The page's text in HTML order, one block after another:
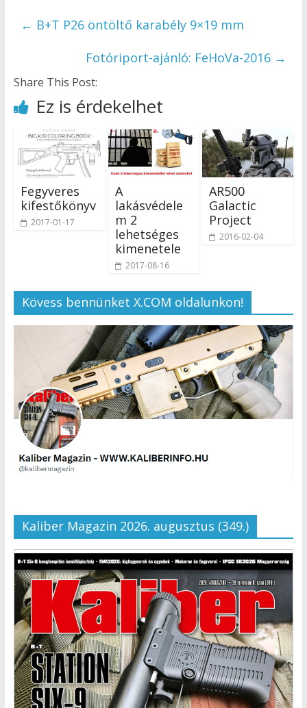
← B+T P26 öntöltő karabély 9×19 mm
Fotóriport-ajánló: FeHoVa-2016 →
Share This Post:
Ez is érdekelhet
Fegyveres
kifestőkönyv
2017-01-17
A
lakásvédele
m 2
lehetséges
kimenetele
2017-08-16
AR500
Galactic
Project
2016-02-04
Kövess bennünket X.COM oldalunkon!
Kaliber Magazin 2026. augusztus (349.)